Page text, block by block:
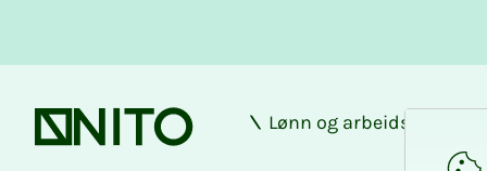
Forsiden
Lønn og arbeidsforhold